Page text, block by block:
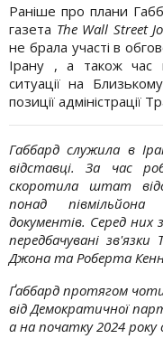
Раніше про плани
газета The Wall Street
не брала участі в
Ірану , а також час
ситуації на
позиції адміністрації
Габбард служила в
відставці. За час
скоротила штат
понад
документів. Серед них
передбачувані
Джона та Роберта
Ґаббард протягом
від Демократичної
а на початку 2024 року